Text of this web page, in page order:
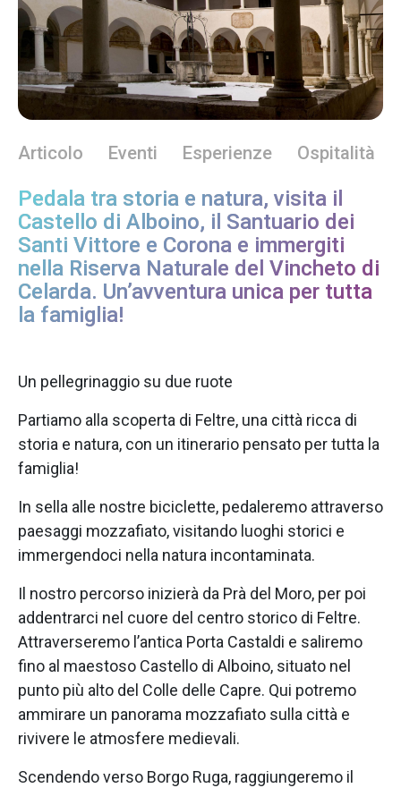
Articolo Eventi Esperienze Ospitalità
Pedala tra storia e natura, visita il
Castello di Alboino, il Santuario dei
Santi Vittore e Corona e immergiti
nella Riserva Naturale del Vincheto di
Celarda. Un’avventura unica per tutta
la famiglia!
Un pellegrinaggio su due ruote
Partiamo alla scoperta di Feltre, una città ricca di
storia e natura, con un itinerario pensato per tutta la
famiglia!
In sella alle nostre biciclette, pedaleremo attraverso
paesaggi mozzafiato, visitando luoghi storici e
immergendoci nella natura incontaminata.
Il nostro percorso inizierà da Prà del Moro, per poi
addentrarci nel cuore del centro storico di Feltre.
Attraverseremo l’antica Porta Castaldi e saliremo
fino al maestoso Castello di Alboino, situato nel
punto più alto del Colle delle Capre. Qui potremo
ammirare un panorama mozzafiato sulla città e
rivivere le atmosfere medievali.
Scendendo verso Borgo Ruga, raggiungeremo il